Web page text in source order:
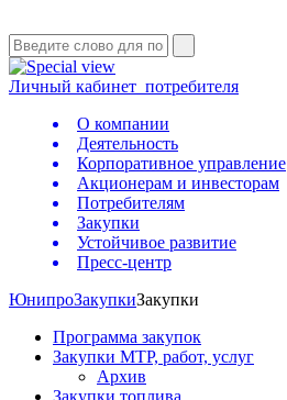
Личный кабинет потребителя
О компании
Деятельность
Корпоративное управление
Акционерам и инвесторам
Потребителям
Закупки
Устойчивое развитие
Пресс-центр
ЮнипроЗакупкиЗакупки
Программа закупок
Закупки МТР, работ, услуг
Архив
Закупки топлива